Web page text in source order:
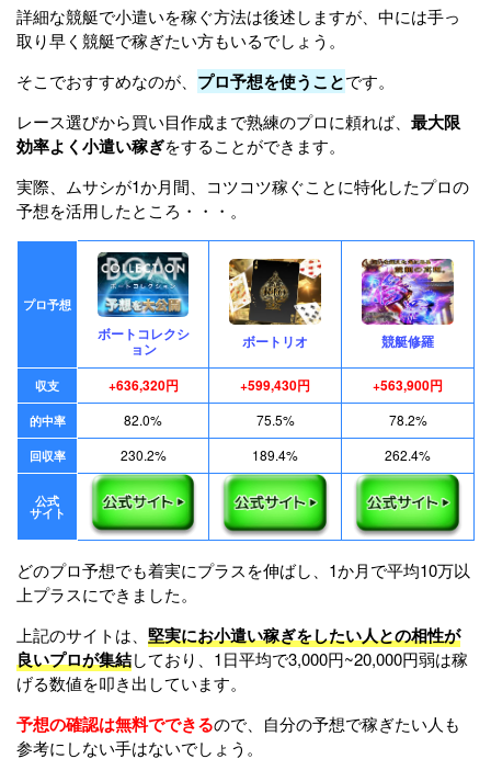
詳細な競艇で小遣いを稼ぐ方法は後述しますが、中には手っ
取り早く競艇で稼ぎたい方もいるでしょう。
そこでおすすめなのが、 プロ予想を使うことです。
レース選びから買い目作成まで熟練のプロに頼れば、 最大限
効率よく小遣い稼ぎをすることができます。
実際、ムサシが1か月間、コツコツ稼ぐことに特化したプロの
予想を活用したところ・・・。
プロ予想
ボートコレクシ
ョン ボートリオ 競艇修羅
収支 +636,320円 +599,430円 +563,900円
的中率 82.0% 75.5% 78.2%
回収率 230.2% 189.4% 262.4%
公式
サイト
どのプロ予想でも着実にプラスを伸ばし、1か月で平均10万以
上プラスにできました。
上記のサイトは、 堅実にお小遣い稼ぎをしたい人との相性が
良いプロが集結しており、1日平均で3,000円~20,000円弱は稼
げる数値を叩き出しています。
予想の確認は無料でできるので、自分の予想で稼ぎたい人も
参考にしない手はないでしょう。